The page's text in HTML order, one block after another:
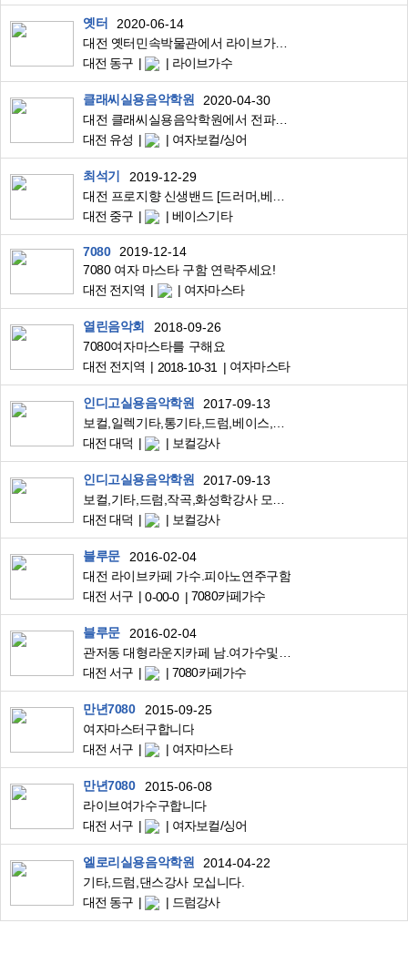
옛터
2020-06-14
대전 옛터민속박물관에서 라이브가수 모집합니다.
대전 동구
라이브가수
클래씨실용음악학원
2020-04-30
대전 클래씨실용음악학원에서 전파트 모집합니다. (째즈피아노, 보컬, 미디, 작곡, 기타 등)
대전 유성
여자보컬/싱어
최석기
2019-12-29
대전 중구
베이스기타
7080
2019-12-14
7080 여자 마스타 구함 연락주세요!
대전 전지역
여자마스타
열린음악회
2018-09-26
7080여자마스타를 구해요
대전 전지역
2018-10-31 여자마스타
인디고실용음악학원
2017-09-13
대전 대덕
보컬강사
인디고실용음악학원
2017-09-13
대전 대덕
보컬강사
블루문
2016-02-04
대전 라이브카페 가수.피아노연주구함
대전 서구
0-00-0 7080카페가수
블루문
2016-02-04
대전 서구
7080카페가수
만년7080
2015-09-25
여자마스터구합니다
대전 서구
여자마스타
만년7080
2015-06-08
라이브여가수구합니다
대전 서구
여자보컬/싱어
엘로리실용음악학원
2014-04-22
기타,드럼,댄스강사 모십니다.
대전 동구
드럼강사